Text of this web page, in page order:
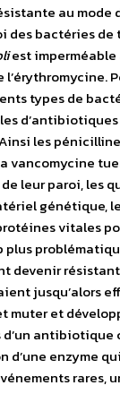
au mode
des bactéries de
est
types de
les
vancomycine
leur paroi, les
génétique,
vitales
plus
devenir
jusqu’alors
muter et
antibiotique
d’une enzyme
rares,